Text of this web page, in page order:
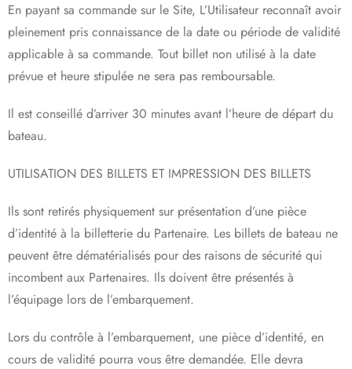
En payant sa commande sur le Site, L’Utilisateur reconnaît avoir
pleinement pris connaissance de la date ou période de validité
applicable à sa commande. Tout billet non utilisé à la date
prévue et heure stipulée ne sera pas remboursable.
Il est conseillé d’arriver 30 minutes avant l’heure de départ du
bateau.
UTILISATION DES BILLETS ET IMPRESSION DES BILLETS
Ils sont retirés physiquement sur présentation d’une pièce
d’identité à la billetterie du Partenaire. Les billets de bateau ne
peuvent être dématérialisés pour des raisons de sécurité qui
incombent aux Partenaires. Ils doivent être présentés à
l’équipage lors de l’embarquement.
Lors du contrôle à l’embarquement, une pièce d’identité, en
cours de validité pourra vous être demandée. Elle devra